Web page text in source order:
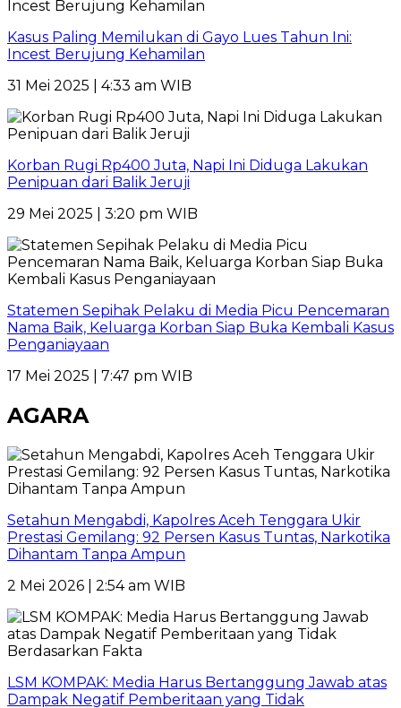
Kasus Paling Memilukan di Gayo Lues Tahun Ini:
Incest Berujung Kehamilan
31 Mei 2025 | 4:33 am WIB
Korban Rugi Rp400 Juta, Napi Ini Diduga Lakukan
Penipuan dari Balik Jeruji
29 Mei 2025 | 3:20 pm WIB
Statemen Sepihak Pelaku di Media Picu Pencemaran
Nama Baik, Keluarga Korban Siap Buka Kembali Kasus
Penganiayaan
17 Mei 2025 | 7:47 pm WIB
AGARA
Setahun Mengabdi, Kapolres Aceh Tenggara Ukir
Prestasi Gemilang: 92 Persen Kasus Tuntas, Narkotika
Dihantam Tanpa Ampun
2 Mei 2026 | 2:54 am WIB
LSM KOMPAK: Media Harus Bertanggung Jawab atas
Dampak Negatif Pemberitaan yang Tidak